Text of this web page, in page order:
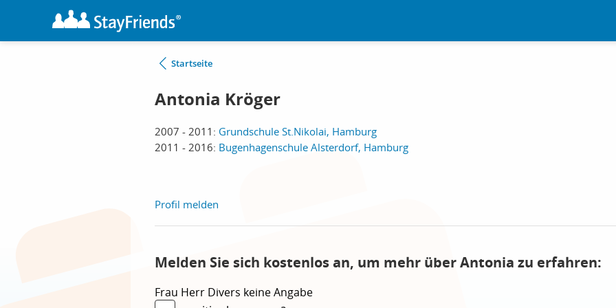
Startseite
Antonia Kröger
2007 - 2011: Grundschule St.Nikolai, Hamburg
2011 - 2016: Bugenhagenschule Alsterdorf, Hamburg
Profil melden
Melden Sie sich kostenlos an, um mehr über Antonia zu erfahren:
Frau Herr Divers keine Angabe